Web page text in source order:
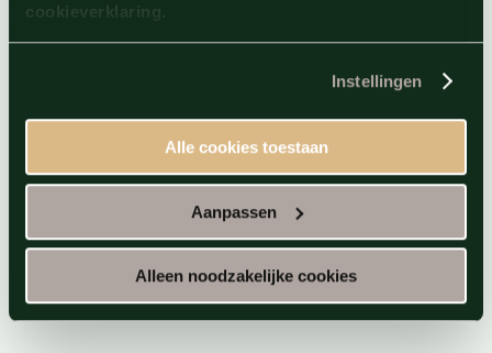
cookieverklaring.
Instellingen
Alle cookies toestaan
Aanpassen
Alleen noodzakelijke cookies